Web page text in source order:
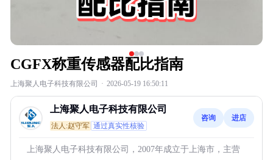
CGFX称重传感器配比指南
上海聚人电子科技有限公司 · 2026-05-19 16:50:11
上海聚人电子科技有限公司
法人:赵守军 通过真实性核验
咨询 进店
上海聚人电子科技有限公司，2007年成立于上海市，主营